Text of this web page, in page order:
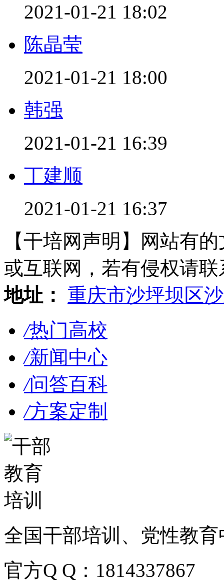
2021-01-21 18:02
陈晶莹
2021-01-21 18:00
韩强
2021-01-21 16:39
丁建顺
2021-01-21 16:37
【干培网声明】网站有
或互联网，若有侵权请联
地址：
重庆市沙坪坝区
/热门高校
/新闻中心
/问答百科
/方案定制
全国干部培训、党性教
官方Q Q：1814337867